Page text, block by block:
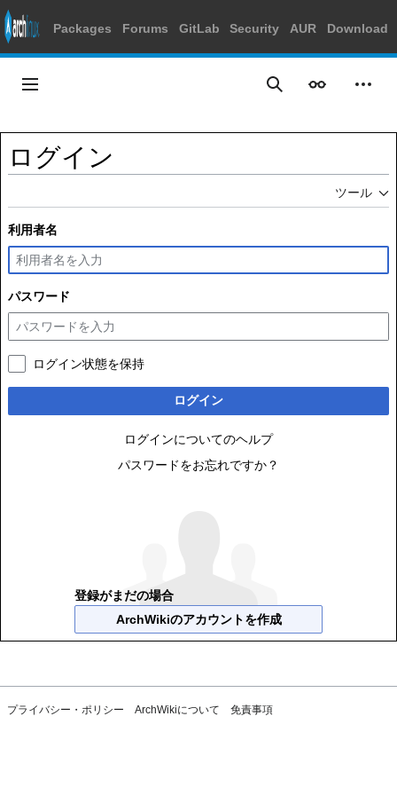
Packages Forums GitLab Security AUR Download
ス
プ
メインメニュー 検索 表示 個人
ログイン
ツール
利用者名
パスワード
ログイン状態を保持
ログイン
ログインについてのヘルプ
パスワードをお忘れですか？
登録がまだの場合
ArchWikiのアカウントを作成
プライバシー・ポリシー ArchWikiについて 免責事項